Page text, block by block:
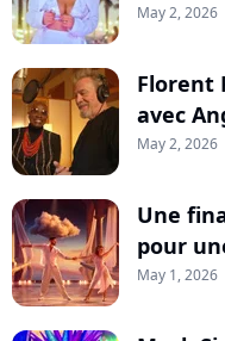
May 2, 2026
Florent
avec
May 2, 2026
Une
pour
May 1, 2026